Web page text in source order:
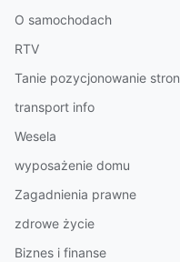
O samochodach
RTV
Tanie pozycjonowanie stron
transport info
Wesela
wyposażenie domu
Zagadnienia prawne
zdrowe życie
Biznes i finanse